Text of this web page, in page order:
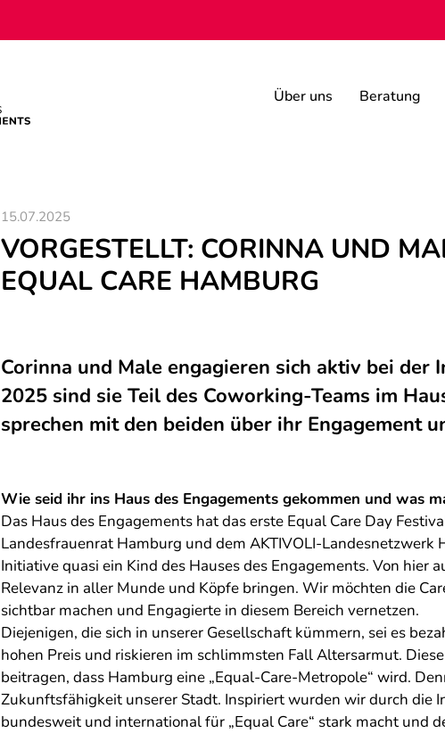
Über uns Beratung
15.07.2025
VORGESTELLT: CORINNA UND
EQUAL CARE HAMBURG
Corinna und Male engagieren sich aktiv bei der
2025 sind sie Teil des Coworking-Teams im
sprechen mit den beiden über ihr Engagement
Wie seid ihr ins Haus des Engagements gekommen und was
Das Haus des Engagements hat das erste Equal Care Day
Landesfrauenrat Hamburg und dem AKTIVOLI-Landesnetzwerk
Initiative quasi ein Kind des Hauses des Engagements. Von hier
Relevanz in aller Munde und Köpfe bringen. Wir möchten die
sichtbar machen und Engagierte in diesem Bereich vernetzen.
Diejenigen, die sich in unserer Gesellschaft kümmern, sei es
hohen Preis und riskieren im schlimmsten Fall Altersarmut.
beitragen, dass Hamburg eine „Equal-Care-Metropole“ wird.
Zukunftsfähigkeit unserer Stadt. Inspiriert wurden wir durch die
bundesweit und international für „Equal Care“ stark macht und